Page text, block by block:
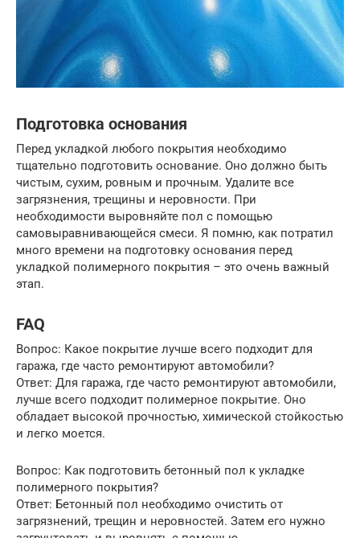
Подготовка основания
Перед укладкой любого покрытия необходимо
тщательно подготовить основание. Оно должно быть
чистым, сухим, ровным и прочным. Удалите все
загрязнения, трещины и неровности. При
необходимости выровняйте пол с помощью
самовыравнивающейся смеси. Я помню, как потратил
много времени на подготовку основания перед
укладкой полимерного покрытия – это очень важный
этап.
FAQ
Вопрос: Какое покрытие лучше всего подходит для
гаража, где часто ремонтируют автомобили?
Ответ: Для гаража, где часто ремонтируют автомобили,
лучше всего подходит полимерное покрытие. Оно
обладает высокой прочностью, химической стойкостью
и легко моется.
Вопрос: Как подготовить бетонный пол к укладке
полимерного покрытия?
Ответ: Бетонный пол необходимо очистить от
загрязнений, трещин и неровностей. Затем его нужно